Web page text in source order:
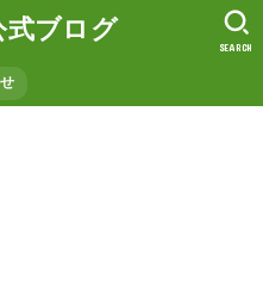
式ブログ
SEARCH